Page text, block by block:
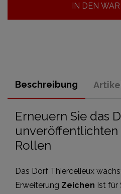
IN DEN
Beschreibung
Erneuern Sie das
Rollen
Das Dorf Thiercelieux
Erweiterung Zeichen Ist für